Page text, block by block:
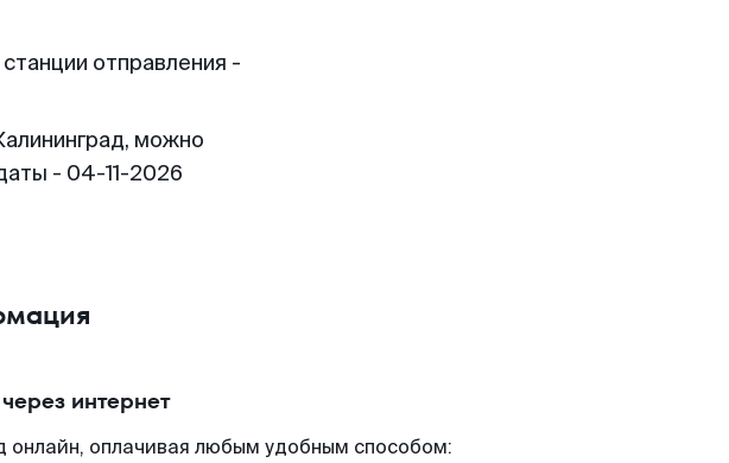
отправления -
можно
- 04-11-2026
интернет
онлайн, оплачивая любым удобным способом: